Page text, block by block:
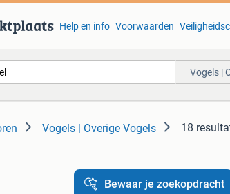
Help en info Voorwaarden
Vogels |
Vogels | Overige Vogels 18
Bewaar je zoekopdracht